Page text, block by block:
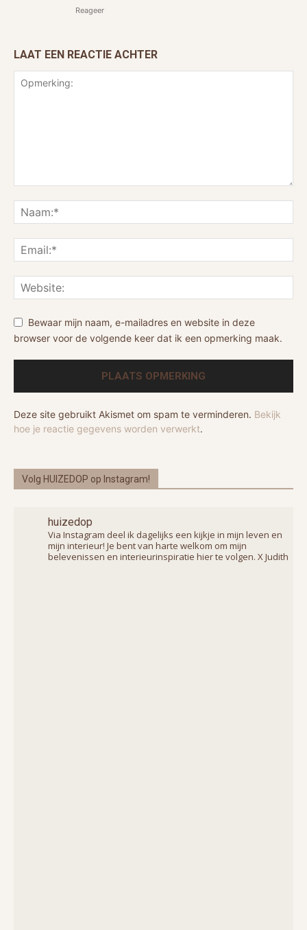
Reageer
LAAT EEN REACTIE ACHTER
Bewaar mijn naam, e-mailadres en website in deze
browser voor de volgende keer dat ik een opmerking maak.
Deze site gebruikt Akismet om spam te verminderen. Bekijk
hoe je reactie gegevens worden verwerkt.
Volg HUIZEDOP op Instagram!
huizedop
Via Instagram deel ik dagelijks een kijkje in mijn leven en
mijn interieur! Je bent van harte welkom om mijn
belevenissen en interieurinspiratie hier te volgen. X Judith